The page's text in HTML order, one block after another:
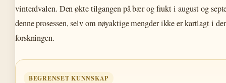
vinterdvalen. Den økte tilgangen på bær og frukt i august og
denne prosessen, selv om nøyaktige mengder ikke er kartlagt i
forskningen.
BEGRENSET KUNNSKAP